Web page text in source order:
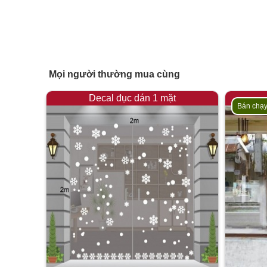
Mọi người thường mua cùng
Decal đục dán 1 mặt
Bán chạy